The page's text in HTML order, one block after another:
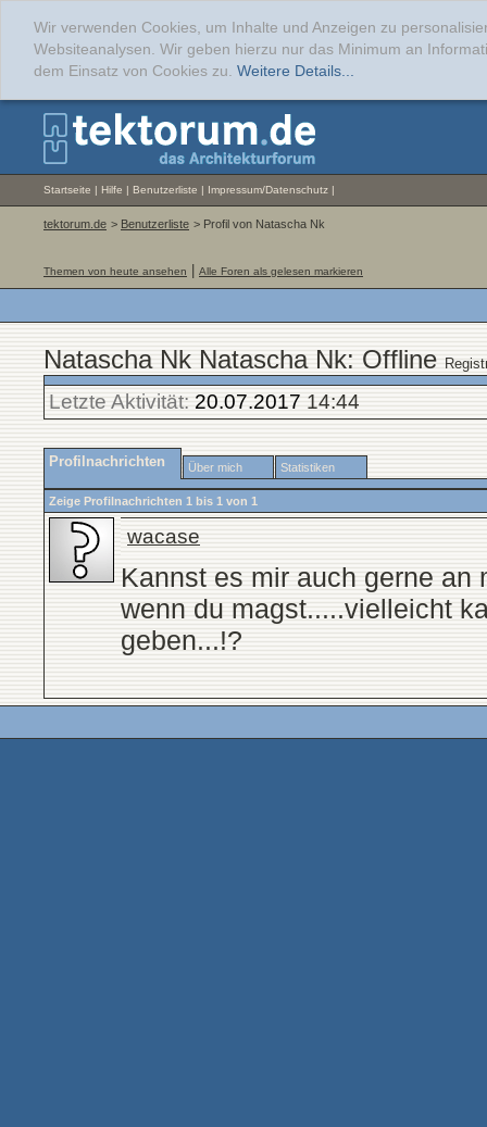
Wir verwenden Cookies, um Inhalte und Anzeigen zu
Websiteanalysen. Wir geben hierzu nur das Minimum an
dem Einsatz von Cookies zu. Weitere Details...
Startseite | Hilfe | Benutzerliste | Impressum/Datenschutz |
tektorum.de > Benutzerliste > Profil von Natascha Nk
Themen von heute ansehen Alle Foren als gelesen markieren
Natascha Nk Natascha Nk: Offline
Letzte Aktivität: 20.07.2017 14:44
Profilnachrichten Über mich Statistiken
Zeige Profilnachrichten 1 bis 1 von 1
wacase
Kannst es mir auch gerne
wenn du magst.....vielleicht
geben...!?